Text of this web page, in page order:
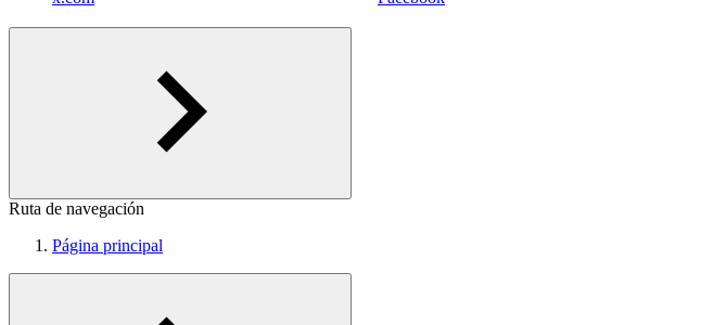
Ruta de navegación
Página principal